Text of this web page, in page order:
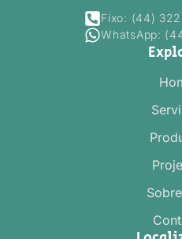
Fixo: (44)
WhatsApp: